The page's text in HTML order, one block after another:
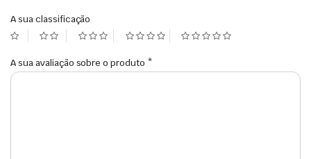
A sua classificação
A sua avaliação sobre o produto *